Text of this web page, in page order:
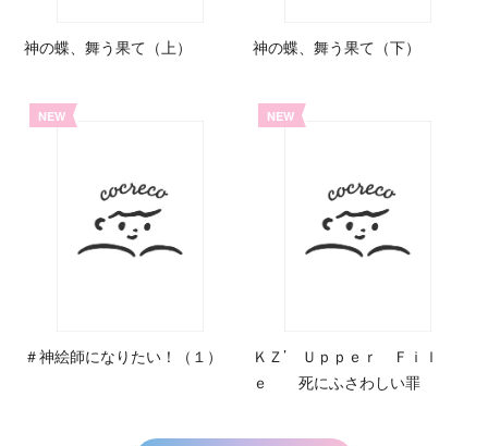
神の蝶、舞う果て（上） 神の蝶、舞う果て（下）
NEW
＃神絵師になりたい！（１）
NEW
ＫＺ’ Ｕｐｐｅｒ Ｆｉｌ
ｅ 死にふさわしい罪